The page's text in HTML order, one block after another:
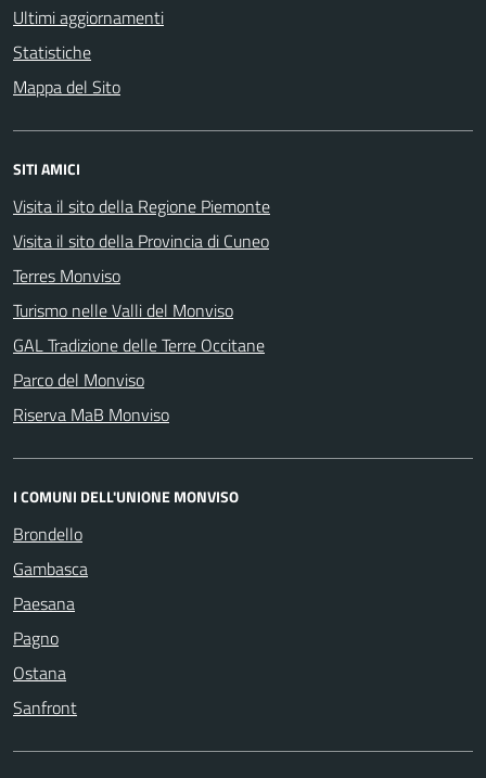
Ultimi aggiornamenti
Statistiche
Mappa del Sito
SITI AMICI
Visita il sito della Regione Piemonte
Visita il sito della Provincia di Cuneo
Terres Monviso
Turismo nelle Valli del Monviso
GAL Tradizione delle Terre Occitane
Parco del Monviso
Riserva MaB Monviso
I COMUNI DELL'UNIONE MONVISO
Brondello
Gambasca
Paesana
Pagno
Ostana
Sanfront